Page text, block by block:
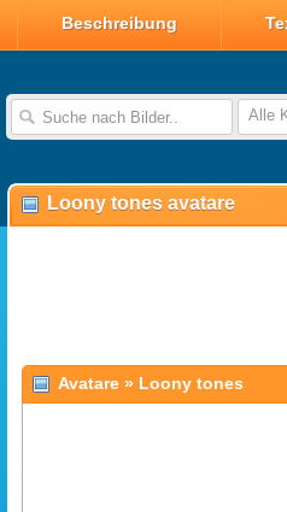
Beschreibung
Alle
Loony tones avatare
Avatare » Loony tones